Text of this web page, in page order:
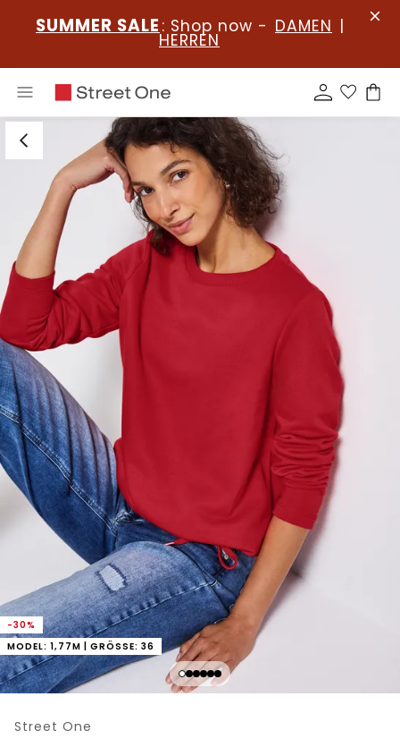
SUMMER SALE : Shop now - DAMEN |
HERREN
-30%
MODEL: 1,77M | GRÖSSE: 36
Street One